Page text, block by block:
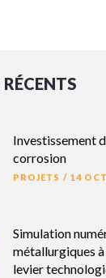
Investissement
corrosion
PROJETS / 14
Simulation
métallurgiques
levier